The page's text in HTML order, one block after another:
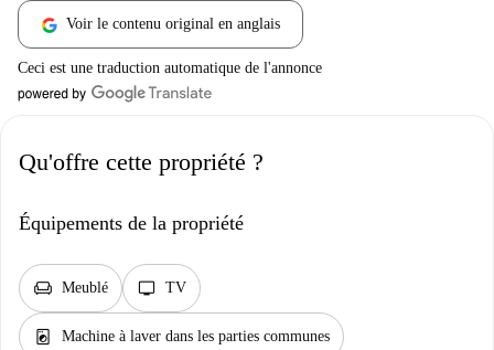
Voir le contenu original en anglais
Ceci est une traduction automatique de l'annonce
Qu'offre cette propriété ?
Équipements de la propriété
chair Meublé tv TV
local_laundry_service Machine à laver dans les parties communes